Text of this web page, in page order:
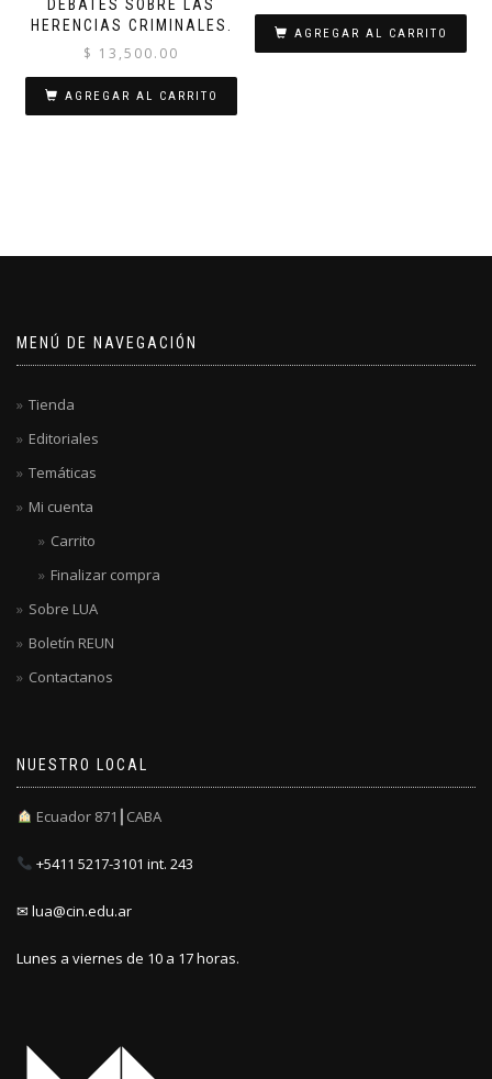
DEBATES SOBRE LAS
HERENCIAS CRIMINALES.
$ 13,500.00
AGREGAR AL CARRITO
AGREGAR AL CARRITO
MENÚ DE NAVEGACIÓN
Tienda
Editoriales
Temáticas
Mi cuenta
Carrito
Finalizar compra
Sobre LUA
Boletín REUN
Contactanos
NUESTRO LOCAL
Ecuador 871┃CABA
+5411 5217-3101 int. 243
✉ lua@cin.edu.ar
Lunes a viernes de 10 a 17 horas.